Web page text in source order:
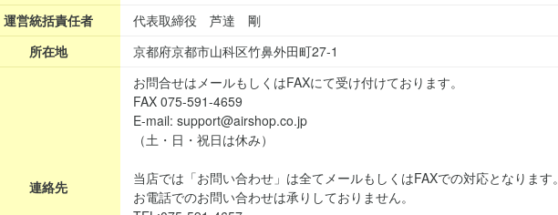
運営統括責任者
代表取締役 芦達 剛
所在地
京都府京都市山科区竹鼻外田町27-1
連絡先
お問合せはメールもしくはFAXにて受け付けております。
FAX 075-591-4659
E-mail: support@airshop.co.jp
（土・日・祝日は休み）
当店では「お問い合わせ」は全てメールもしくはFAXでの対応となります。
お電話でのお問い合わせは承りしておりません。